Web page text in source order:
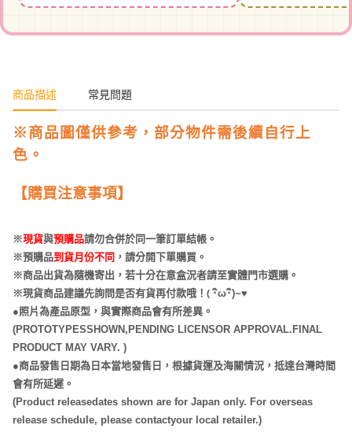
商品描述 常見問題
※商品圖僅供參考，部分物件需後續自行上
色。
【購買注意事項】
※現貨與預購品請勿合併於同一筆訂單結帳。
※預購品到貨月份不同 ，請分開下單購買。
※商品出貨為隨機寄出，若十分在意盒況者請至實體門市選購。
※現貨商品建議先詢問是否有貨再付款哦！ ( ･ω･)~♥
●照片為產品原型，與實際商品會有所差異。
(PROTOTYPESSHOWN,PENDING LICENSOR APPROVAL.FINAL
PRODUCT MAY VARY. )
●商品發售日期為日本當地發售日，根據貨運及海關情況，抵達台灣時間
會有所延遲。
(Product releasedates shown are for Japan only. For overseas
release schedule, please contactyour local retailer.)